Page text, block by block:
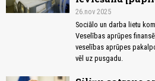
26.nov 2025
Sociālo un darba lietu
Veselības aprūpes
veselības aprūpes
vēl uz pusgadu.